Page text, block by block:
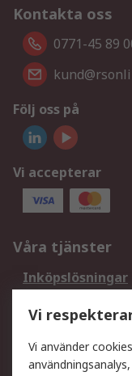
Kontakta oss
0771-45 89
Följ oss på
Vi accepterar
Våra tjänster
Inköpslösningar
DesignSpark
Ditt lokala
Vi
Vi använder